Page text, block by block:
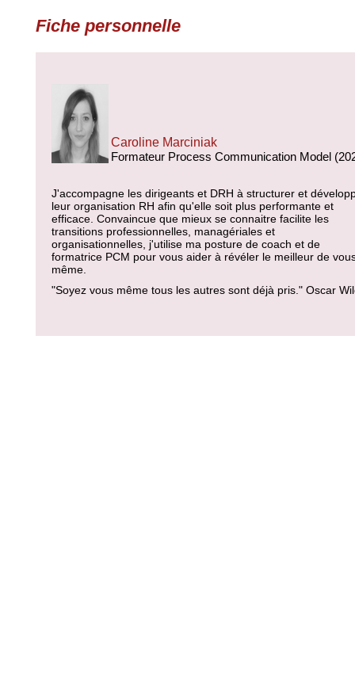
Fiche personnelle
Caroline Marciniak
Formateur Process Communication Model
J'accompagne les dirigeants et DRH à structurer et
leur organisation RH afin qu'elle soit plus performante et
efficace. Convaincue que mieux se connaitre facilite les
transitions professionnelles, managériales et
organisationnelles, j'utilise ma posture de coach et de
formatrice PCM pour vous aider à révéler le meilleur de
même.
"Soyez vous même tous les autres sont déjà pris." Oscar